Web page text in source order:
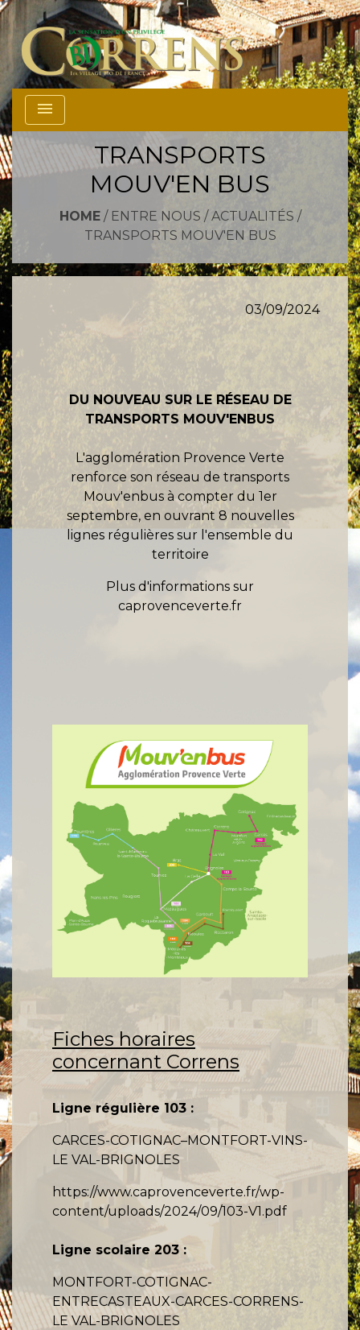
menu
TRANSPORTS
MOUV'EN BUS
HOME/ ENTRE NOUS /ACTUALITÉS /
TRANSPORTS MOUV'EN BUS
03/09/2024
DU NOUVEAU SUR LE RÉSEAU DE
TRANSPORTS MOUV'ENBUS
L'agglomération Provence Verte
renforce son réseau de transports
Mouv'enbus à compter du 1er
septembre, en ouvrant 8 nouvelles
lignes régulières sur l'ensemble du
territoire
Plus d'informations sur
caprovenceverte.fr
Fiches horaires
concernant Correns
Ligne régulière 103 :
CARCES-COTIGNAC–MONTFORT-VINS-
LE VAL-BRIGNOLES
https://www.caprovenceverte.fr/wp-
content/uploads/2024/09/103-V1.pdf
Ligne scolaire 203 :
MONTFORT-COTIGNAC-
ENTRECASTEAUX-CARCES-CORRENS-
LE VAL-BRIGNOLES